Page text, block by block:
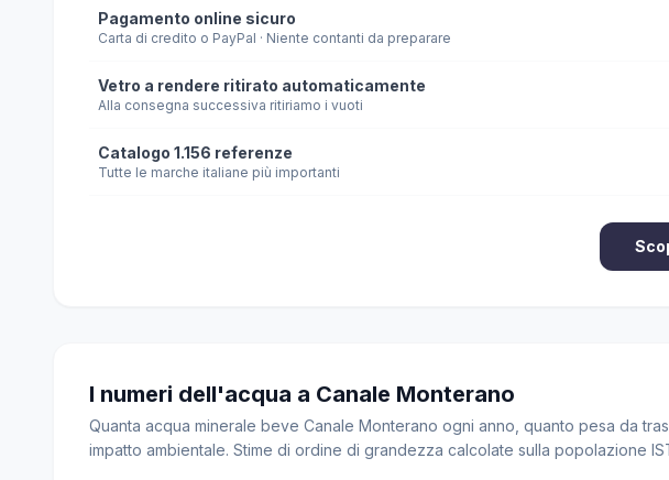
Pagamento online sicuro
Carta di credito o PayPal · Niente contanti da preparare
Vetro a rendere ritirato automaticamente
Alla consegna successiva ritiriamo i vuoti
Catalogo 1.156 referenze
Tutte le marche italiane più importanti
I numeri dell'acqua a Canale Monterano
Quanta acqua minerale beve Canale Monterano ogni anno, quanto pesa da
impatto ambientale. Stime di ordine di grandezza calcolate sulla popolazione